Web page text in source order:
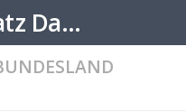
Wohnmobil Stellplatz Datenbank